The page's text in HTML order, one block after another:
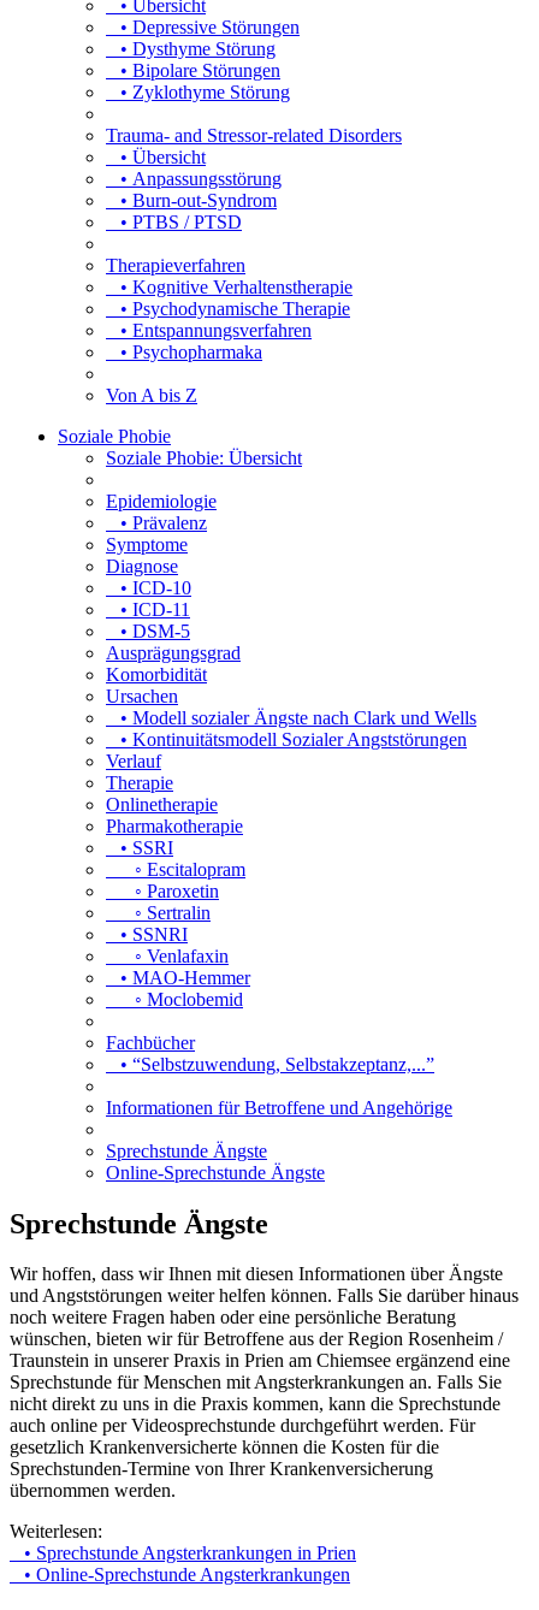
• Übersicht
• Depressive Störungen
• Dysthyme Störung
• Bipolare Störungen
• Zyklothyme Störung
Trauma- and Stressor-related Disorders
• Übersicht
• Anpassungsstörung
• Burn-out-Syndrom
• PTBS / PTSD
Therapieverfahren
• Kognitive Verhaltenstherapie
• Psychodynamische Therapie
• Entspannungsverfahren
• Psychopharmaka
Von A bis Z
Soziale Phobie
Soziale Phobie: Übersicht
Epidemiologie
• Prävalenz
Symptome
Diagnose
• ICD-10
• ICD-11
• DSM-5
Ausprägungsgrad
Komorbidität
Ursachen
• Modell sozialer Ängste nach Clark und Wells
• Kontinuitätsmodell Sozialer Angststörungen
Verlauf
Therapie
Onlinetherapie
Pharmakotherapie
• SSRI
◦ Escitalopram
◦ Paroxetin
◦ Sertralin
• SSNRI
◦ Venlafaxin
• MAO-Hemmer
◦ Moclobemid
Fachbücher
• “Selbstzuwendung, Selbstakzeptanz,...”
Informationen für Betroffene und Angehörige
Sprechstunde Ängste
Online-Sprechstunde Ängste
Sprechstunde Ängste
Wir hoffen, dass wir Ihnen mit diesen Informationen über Ängste
und Angststörungen weiter helfen können. Falls Sie darüber hinaus
noch weitere Fragen haben oder eine persönliche Beratung
wünschen, bieten wir für Betroffene aus der Region Rosenheim /
Traunstein in unserer Praxis in Prien am Chiemsee ergänzend eine
Sprechstunde für Menschen mit Angsterkrankungen an. Falls Sie
nicht direkt zu uns in die Praxis kommen, kann die Sprechstunde
auch online per Videosprechstunde durchgeführt werden. Für
gesetzlich Krankenversicherte können die Kosten für die
Sprechstunden-Termine von Ihrer Krankenversicherung
übernommen werden.
Weiterlesen:
• Sprechstunde Angsterkrankungen in Prien
• Online-Sprechstunde Angsterkrankungen